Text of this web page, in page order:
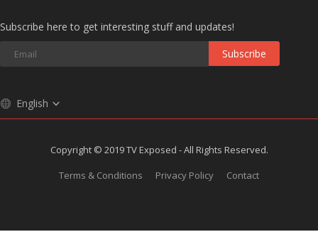
Subscribe here to get interesting stuff and updates!
Subscribe
English
Copyright © 2019 TV Exposed - All Rights Reserved.
Terms & Conditions
Privacy Policy Contact